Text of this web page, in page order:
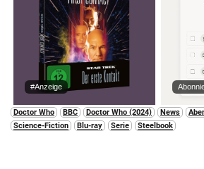
#Anzeige
Doctor Who BBC Doctor Who (2024) News
Science-Fiction
Blu-ray Serie Steelbook